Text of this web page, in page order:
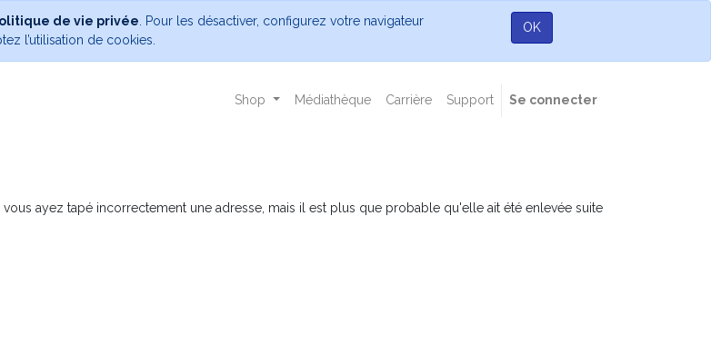
de vie privée . Pour les désactiver, configurez votre navigateur
l’utilisation de cookies.
OK
Shop Médiathèque Carrière Support Se connecter
ayez tapé incorrectement une adresse, mais il est plus que probable qu'elle ait été enlevée suite